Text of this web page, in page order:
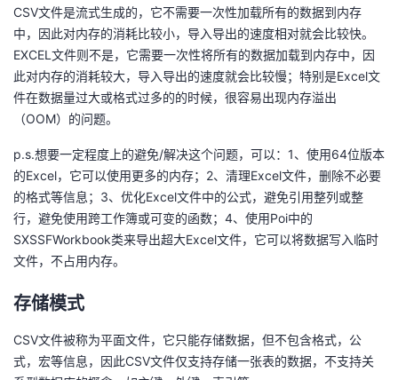
CSV文件是流式生成的，它不需要一次性加载所有的数据到内存
中，因此对内存的消耗比较小，导入导出的速度相对就会比较快。
EXCEL文件则不是，它需要一次性将所有的数据加载到内存中，因
此对内存的消耗较大，导入导出的速度就会比较慢；特别是Excel文
件在数据量过大或格式过多的的时候，很容易出现内存溢出
（OOM）的问题。
p.s.想要一定程度上的避免/解决这个问题，可以：1、使用64位版本
的Excel，它可以使用更多的内存；2、清理Excel文件，删除不必要
的格式等信息；3、优化Excel文件中的公式，避免引用整列或整
行，避免使用跨工作簿或可变的函数；4、使用Poi中的
SXSSFWorkbook类来导出超大Excel文件，它可以将数据写入临时
文件，不占用内存。
存储模式
CSV文件被称为平面文件，它只能存储数据，但不包含格式，公
式，宏等信息，因此CSV文件仅支持存储一张表的数据，不支持关